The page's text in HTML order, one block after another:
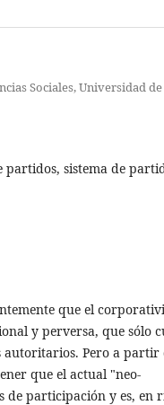
Sociales, Universidad
sistema de
que el
y perversa, que sólo
autoritarios. Pero a partir
que el actual "neo-
participación y es, en